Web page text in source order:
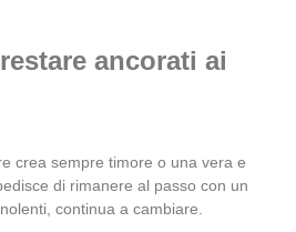
ancorati ai
crea sempre timore o una vera e
di rimanere al passo con un
continua a cambiare.